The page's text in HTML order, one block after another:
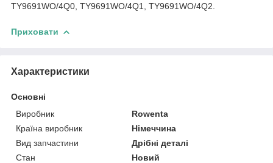
TY9691WO/4Q0, TY9691WO/4Q1, TY9691WO/4Q2.
Приховати
Характеристики
Основні
Виробник
Rowenta
Країна виробник
Німеччина
Вид запчастини
Дрібні деталі
Стан
Новий